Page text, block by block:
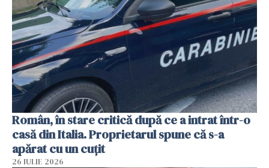
Român, în stare critică după ce a intrat într-o
casă din Italia. Proprietarul spune că s-a
apărat cu un cuțit
26 IULIE 2026